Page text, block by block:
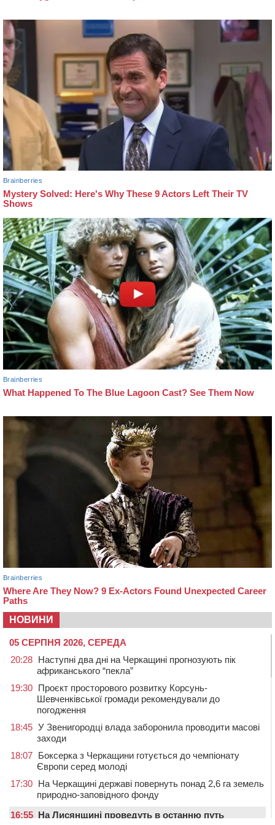
НОВИНИ
05 СЕРПНЯ 2026, СЕРЕДА
20:28 Наступні два дні на Черкащині прогнозують пік
африканського “пекла”
19:30 Проєкт просторового розвитку Корсунь-
Шевченківської громади рекомендували до
погодження
18:45 У Звенигородці влада заборонила проводити масові
заходи
18:07 Боксерка з Черкащини готується до чемпіонату
Європи серед молоді
17:30 На Черкащині державі повернуть понад 2,6 га земель
природно-заповідного фонду
16:55 На Лисянщині проведуть в останню путь